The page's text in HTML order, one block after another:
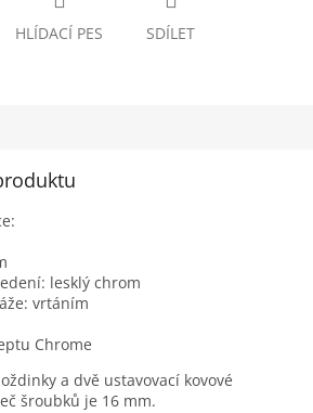
HLÍDACÍ PES SDÍLET
lesklý chrom
vrtáním
Chrome
a dvě ustavovací kovové
šroubků je 16 mm.